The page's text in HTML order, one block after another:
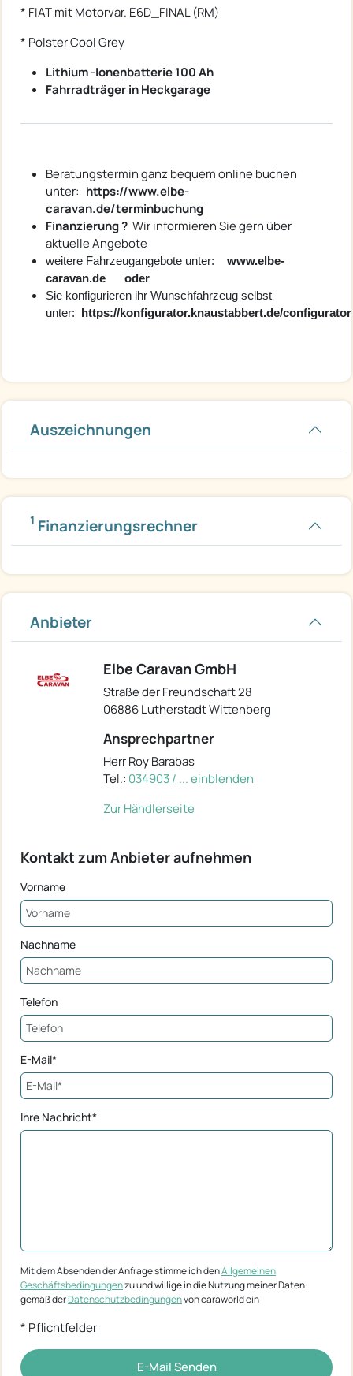
* FIAT mit Motorvar. E6D_FINAL (RM)
* Polster Cool Grey
Lithium -Ionenbatterie 100 Ah
Fahrradträger in Heckgarage
Beratungstermin ganz bequem online buchen
unter: https://www.elbe-
caravan.de/terminbuchung
Finanzierung ? Wir informieren Sie gern über
aktuelle Angebote
weitere Fahrzeugangebote unter: www.elbe-
caravan.de oder
Sie konfigurieren ihr Wunschfahrzeug selbst
unter: https://konfigurator.knaustabbert.de/
Auszeichnungen
1 Finanzierungsrechner
Anbieter
Elbe Caravan GmbH
Straße der Freundschaft 28
06886 Lutherstadt Wittenberg
Ansprechpartner
Herr Roy Barabas
Tel.: 034903 / ... einblenden
Zur Händlerseite
Kontakt zum Anbieter aufnehmen
Vorname
Nachname
Telefon
E-Mail*
Ihre Nachricht*
Mit dem Absenden der Anfrage stimme ich denAllgemeinen
Geschäftsbedingungenzu und willige in die Nutzung meiner Daten
gemäß derDatenschutzbedingungenvon caraworld ein
* Pflichtfelder
E-Mail Senden